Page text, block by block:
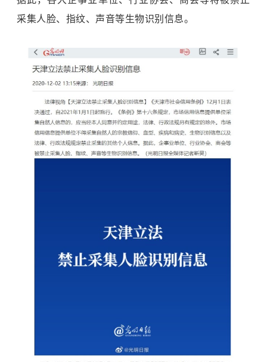
采集人脸、指纹、声音等生物识别信息。